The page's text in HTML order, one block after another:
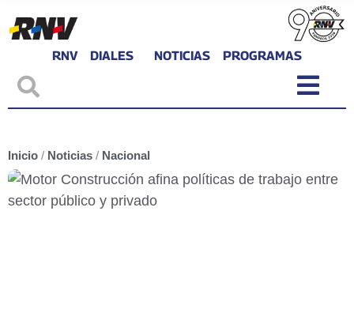
RNV DIALES NOTICIAS PROGRAMAS
Inicio / Noticias / Nacional